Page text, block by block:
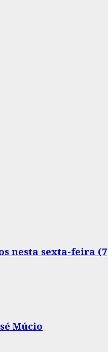
nesta sexta-feira
Múcio